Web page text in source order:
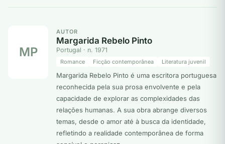
MP
AUTOR
Margarida Rebelo Pinto
Portugal · n. 1971
Romance Ficção contemporânea Literatura juvenil
Margarida Rebelo Pinto é uma escritora portuguesa
reconhecida pela sua prosa envolvente e pela
capacidade de explorar as complexidades das
relações humanas. A sua obra abrange diversos
temas, desde o amor até à busca da identidade,
refletindo a realidade contemporânea de forma